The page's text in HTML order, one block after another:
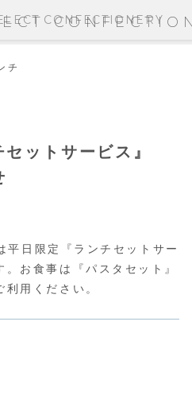
チ
ットサービス』
日限定『ランチセットサー
お食事は『パスタセット』
利用ください。
CONFECTIONERY